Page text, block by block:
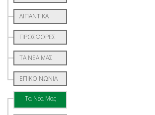
ΛΙΠΑΝΤΙΚΑ
ΠΡΟΣΦΟΡΕΣ
ΤΑ ΝΕΑ ΜΑΣ
ΕΠΙΚΟΙΝΩΝΙΑ
Τα Νέα Μας